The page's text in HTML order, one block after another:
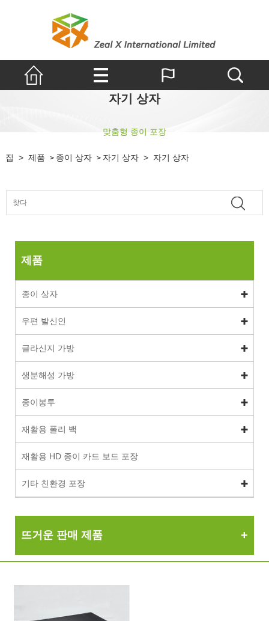
자기 상자
맞춤형 종이 포장
집 > 제품 > 종이 상자 > 자기 상자 > 자기 상자
제품
종이 상자
우편 발신인
글라신지 가방
생분해성 가방
종이봉투
재활용 폴리 백
재활용 HD 종이 카드 보드 포장
기타 친환경 포장
뜨거운 판매 제품